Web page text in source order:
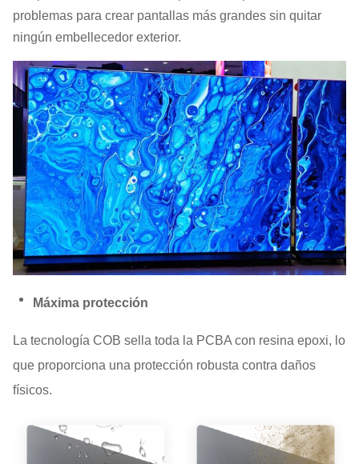
problemas para crear pantallas más grandes sin quitar
ningún embellecedor exterior.
Máxima protección
La tecnología COB sella toda la PCBA con resina epoxi, lo
que proporciona una protección robusta contra daños
físicos.